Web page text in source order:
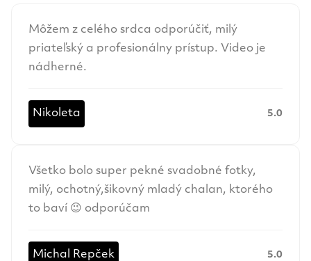
Môžem z celého srdca odporúčiť, milý
priateľský a profesionálny prístup. Video je
nádherné.
Nikoleta 5.0
Všetko bolo super pekné svadobné fotky,
milý, ochotný,šikovný mladý chalan, ktorého
to baví 😉 odporúčam
Michal Repček 5.0